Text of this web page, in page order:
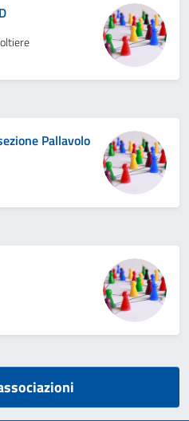
Pallavolo